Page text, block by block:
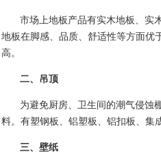
市场上地板产品有实木地板、实
地板在脚感、品质、舒适性等方面优
高。
二、吊顶
为避免厨房、卫生间的潮气侵蚀
料。有塑钢板、铝塑板、铝扣板、集
三、壁纸